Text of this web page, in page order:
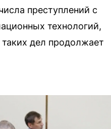
преступлений с
технологий,
дел продолжает